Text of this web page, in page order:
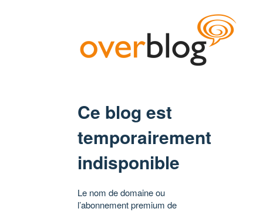
Ce blog est
temporairement
indisponible
Le nom de domaine ou
l’abonnement premium de